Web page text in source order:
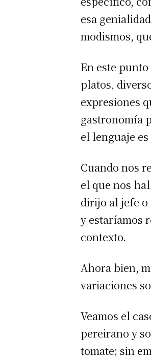
esa
modismos,
En este
platos,
expresiones
gastronomía
el lenguaje
Cuando nos
el que nos
dirijo al jefe o
y estaríamos
contexto.
Ahora bien,
variaciones
Veamos el
pereirano y
tomate; sin